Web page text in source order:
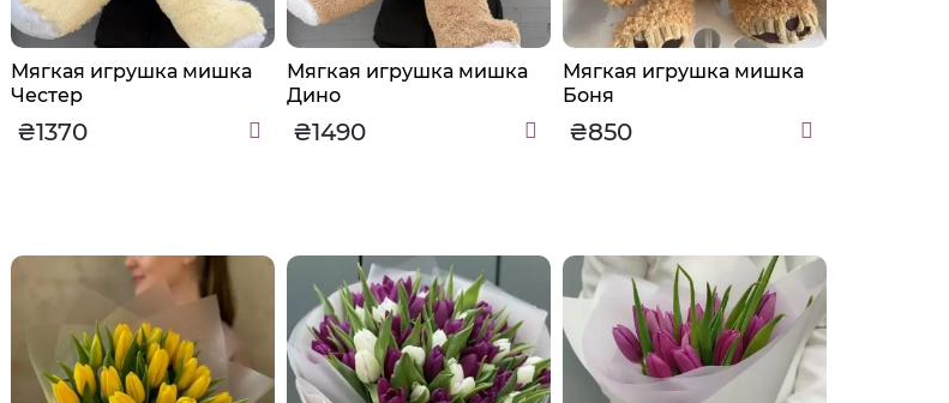
Мягкая игрушка мишка
Честер
₴1370
Мягкая игрушка мишка
Дино
₴1490
Мягкая игрушка мишка
Боня
₴850